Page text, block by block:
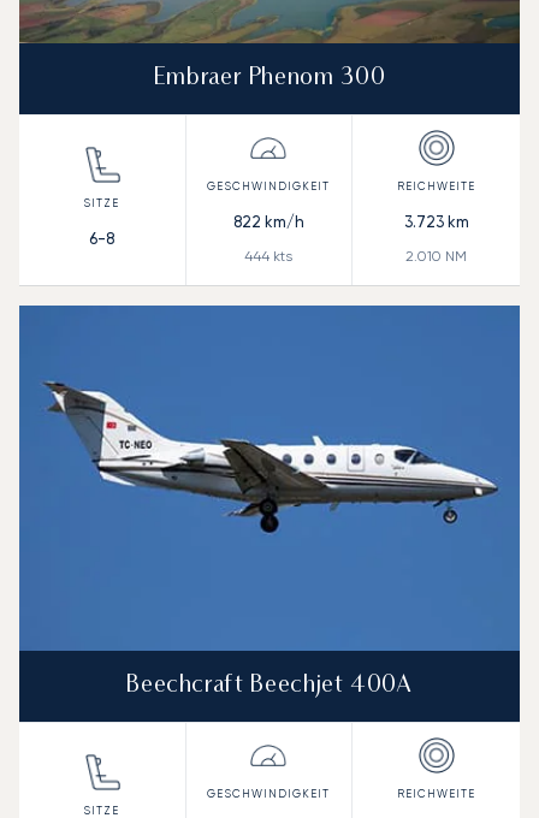
Embraer Phenom 300
6-8
822 km/h
444 kts
3.723km
2.010 NM
Beechcraft Beechjet 400A